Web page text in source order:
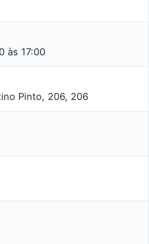
às 17:00
Pinto, 206, 206